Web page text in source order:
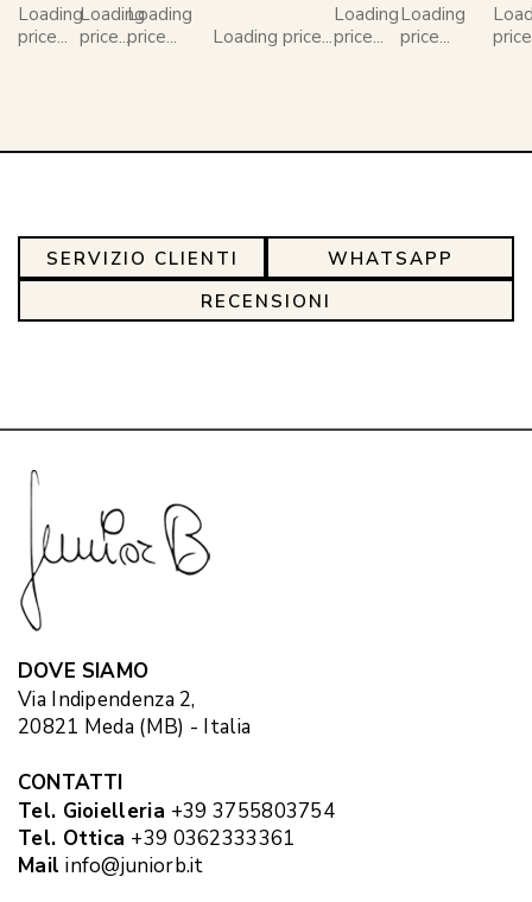
Loading
price...
Loading
price...
Loading
price...
Loading price...
Loading
price...
Loading
price...
SERVIZIO CLIENTI
WHATSAPP
RECENSIONI
DOVE SIAMO
Via Indipendenza 2,
20821 Meda (MB) - Italia
CONTATTI
Tel. Gioielleria +39 3755803754
Tel. Ottica +39 0362333361
Mail info@juniorb.it